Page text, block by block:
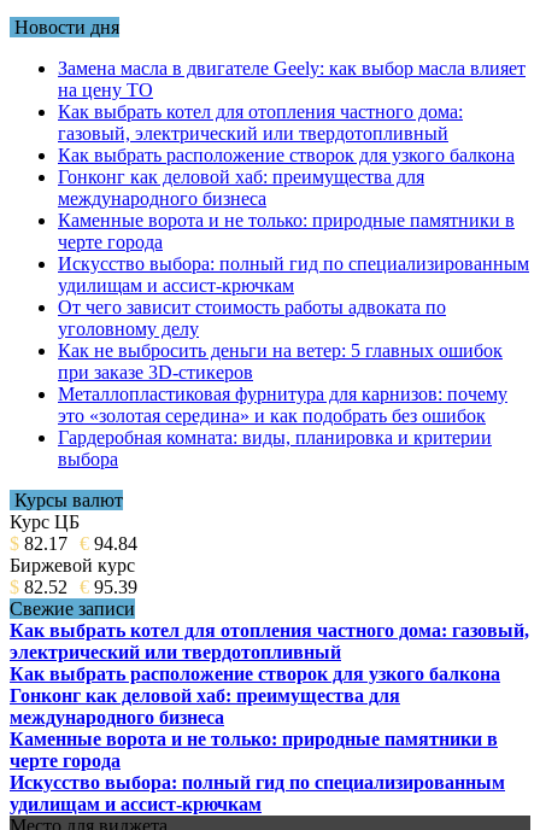
Новости дня
Замена масла в двигателе Geely: как выбор масла влияет
на цену ТО
Как выбрать котел для отопления частного дома:
газовый, электрический или твердотопливный
Как выбрать расположение створок для узкого балкона
Гонконг как деловой хаб: преимущества для
международного бизнеса
Каменные ворота и не только: природные памятники в
черте города
Искусство выбора: полный гид по специализированным
удилищам и ассист-крючкам
От чего зависит стоимость работы адвоката по
уголовному делу
Как не выбросить деньги на ветер: 5 главных ошибок
при заказе 3D-стикеров
Металлопластиковая фурнитура для карнизов: почему
это «золотая середина» и как подобрать без ошибок
Гардеробная комната: виды, планировка и критерии
выбора
Курсы валют
Курс ЦБ
$ 82.17 € 94.84
Биржевой курс
$ 82.52 € 95.39
Свежие записи
Как выбрать котел для отопления частного дома: газовый,
электрический или твердотопливный
Как выбрать расположение створок для узкого балкона
Гонконг как деловой хаб: преимущества для
международного бизнеса
Каменные ворота и не только: природные памятники в
черте города
Искусство выбора: полный гид по специализированным
удилищам и ассист-крючкам
Место для виджета